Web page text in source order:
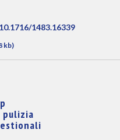
10.1716/1483.16339
kb)